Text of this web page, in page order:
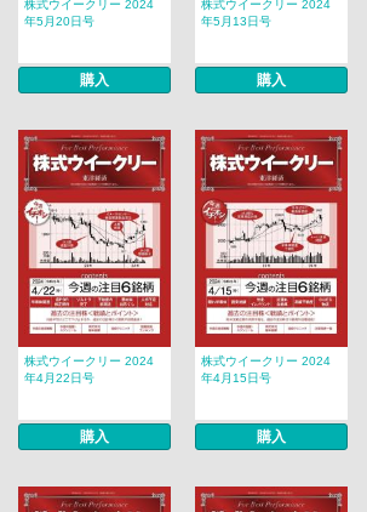
株式ウイークリー 2024
年5月20日号
購入
株式ウイークリー 2024
年5月13日号
購入
株式ウイークリー 2024
年4月22日号
購入
株式ウイークリー 2024
年4月15日号
購入